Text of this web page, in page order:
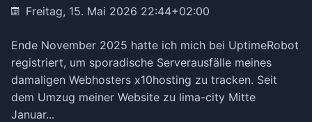
Freitag, 15. Mai 2026 22:44+02:00
Ende November 2025 hatte ich mich bei UptimeRobot
registriert, um sporadische Serverausfälle meines
damaligen Webhosters x10hosting zu tracken. Seit
dem Umzug meiner Website zu lima-city Mitte
Januar...